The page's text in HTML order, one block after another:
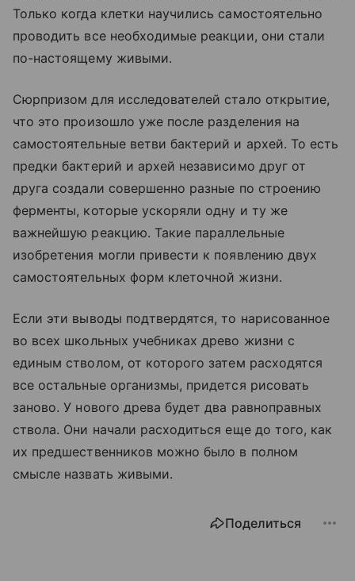
Только когда клетки научились самостоятельно
проводить все необходимые реакции, они стали
по-настоящему живыми.
Сюрпризом для исследователей стало открытие,
что это произошло уже после разделения на
самостоятельные ветви бактерий и архей. То есть
предки бактерий и архей независимо друг от
друга создали совершенно разные по строению
ферменты, которые ускоряли одну и ту же
важнейшую реакцию. Такие параллельные
изобретения могли привести к появлению двух
самостоятельных форм клеточной жизни.
Если эти выводы подтвердятся, то нарисованное
во всех школьных учебниках древо жизни с
единым стволом, от которого затем расходятся
все остальные организмы, придется рисовать
заново. У нового древа будет два равноправных
ствола. Они начали расходиться еще до того, как
их предшественников можно было в полном
смысле назвать живыми.
Поделиться